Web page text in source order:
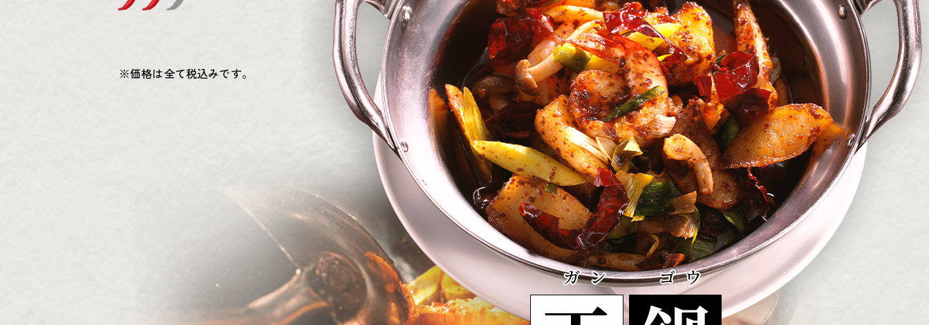
※価格は全て税込みです。